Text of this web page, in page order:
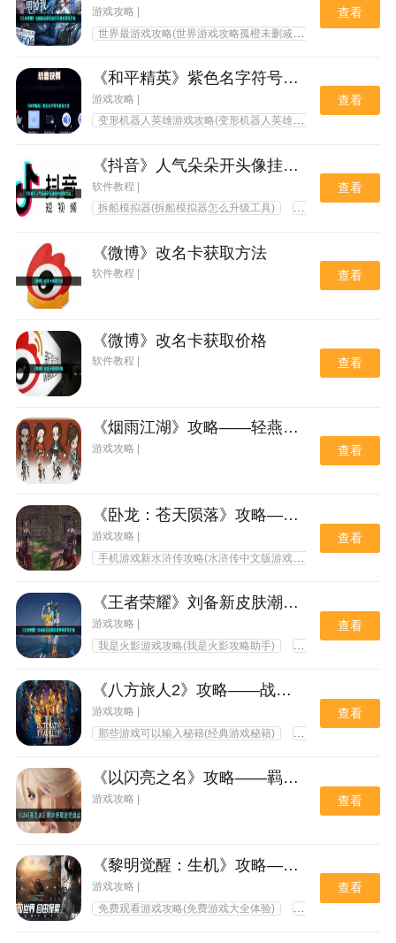
游戏攻略 |
世界最游戏攻略(世界游戏攻略孤橙未删减版小说)
查看
《和平精英》紫色名字符号获取方法
游戏攻略 |
变形机器人英雄游戏攻略(变形机器人英雄游戏视频)
查看
《抖音》人气朵朵开头像挂件获取方法
软件教程 |
拆船模拟器(拆船模拟器怎么升级工具)
大城市生活模拟器
查看
《微博》改名卡获取方法
软件教程 | 查看
《微博》改名卡获取价格
软件教程 | 查看
《烟雨江湖》攻略——轻燕丹获取方法
游戏攻略 | 查看
《卧龙：苍天陨落》攻略——吕布套装获取方式以及效果
游戏攻略 |
手机游戏新水浒传攻略(水浒传中文版游戏攻略)
查看
《王者荣耀》刘备新皮肤潮玩造梦师获取价格
游戏攻略 |
我是火影游戏攻略(我是火影攻略助手)
诛仙手游攻略助手(
查看
《八方旅人2》攻略——战士大弓获取方法
游戏攻略 |
那些游戏可以输入秘籍(经典游戏秘籍)
直接输入秘籍的游
查看
《以闪亮之名》攻略——羁绊获取途径盘点
游戏攻略 | 查看
《黎明觉醒：生机》攻略—— 装备特技获取途径
游戏攻略 |
免费观看游戏攻略(免费游戏大全体验)
梦幻模拟战手游攻
查看